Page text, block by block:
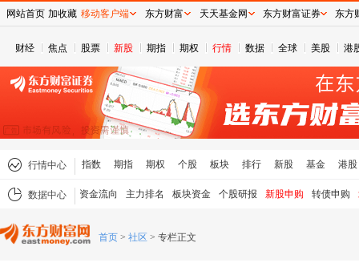
财经 焦点 股票 新股 期指 期权 行情 数据 全球 美股 港
行情中心 指数 期指 期权 个股 板块 排行 新股 基金 港股
数据中心 资金流向 主力排名 板块资金 个股研报 新股申购 转债申购
首页 > 社区 > 专栏正文
网站首页 加收藏 移动客户端 东方财富 天天基金网 东方财富证券 东方